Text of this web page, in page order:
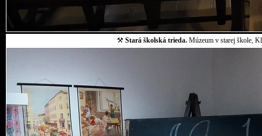
⚒ Stará školská trieda. Múzeum v starej škole,